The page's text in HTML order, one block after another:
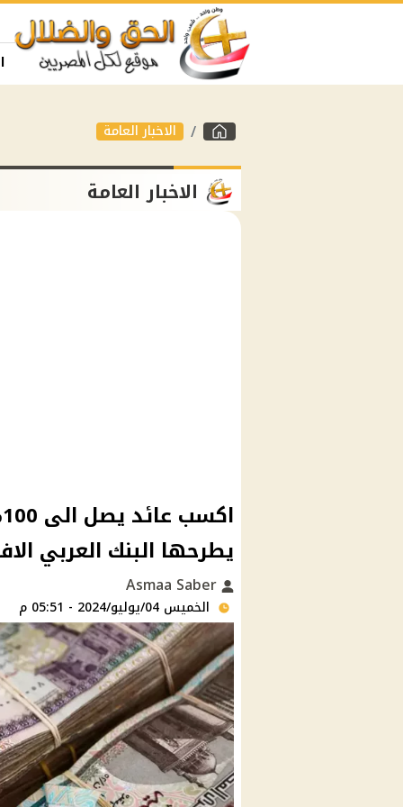
الاخبار العامة
الاخبار العامة
يطرحها البنك العربي
الخميس 04/يوليو/2024 - 05:51 م